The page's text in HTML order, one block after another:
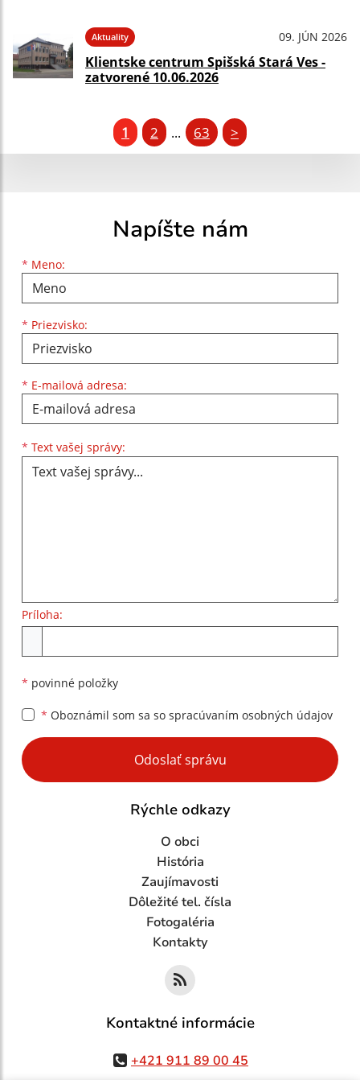
Aktuality 09. JÚN 2026
Klientske centrum Spišská Stará Ves -
zatvorené 10.06.2026
1 2 ... 63 >
Napíšte nám
* Meno:
Meno
* Priezvisko:
Priezvisko
* E-mailová adresa:
E-mailová adresa
* Text vašej správy:
Príloha:
* povinné položky
* Oboznámil som sa so spracúvaním osobných údajov
Google reCaptcha Response
Odoslať správu
Rýchle odkazy
O obci
História
Zaujímavosti
Dôležité tel. čísla
Fotogaléria
Kontakty
Kontaktné informácie
+421 911 89 00 45